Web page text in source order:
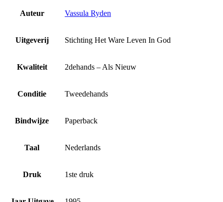
Auteur Vassula Ryden
Uitgeverij Stichting Het Ware Leven In God
Kwaliteit 2dehands – Als Nieuw
Conditie Tweedehands
Bindwijze Paperback
Taal Nederlands
Druk 1ste druk